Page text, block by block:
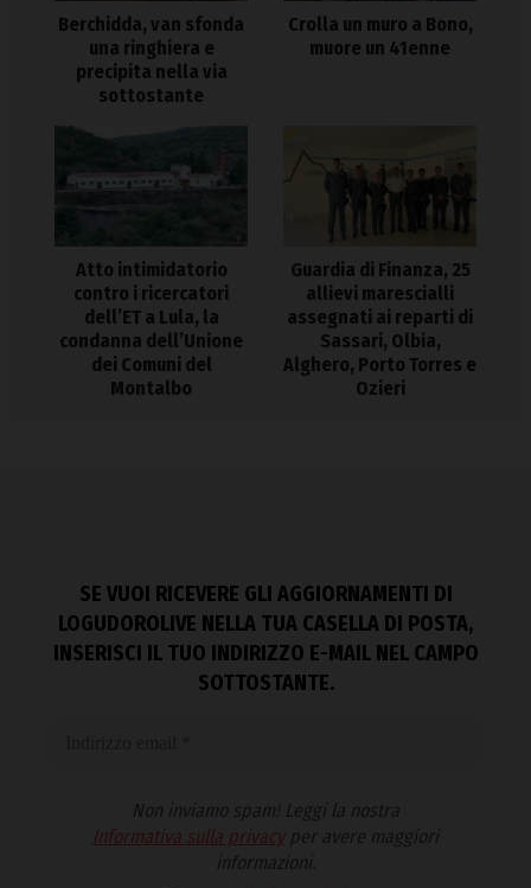
Berchidda, van sfonda
una ringhiera e
precipita nella via
sottostante
Crolla un muro a Bono,
muore un 41enne
Atto intimidatorio
contro i ricercatori
dell’ET a Lula, la
condanna dell’Unione
dei Comuni del
Montalbo
Guardia di Finanza, 25
allievi marescialli
assegnati ai reparti di
Sassari, Olbia,
Alghero, Porto Torres e
Ozieri
SE VUOI RICEVERE GLI AGGIORNAMENTI DI
LOGUDOROLIVE NELLA TUA CASELLA DI POSTA,
INSERISCI IL TUO INDIRIZZO E-MAIL NEL CAMPO
SOTTOSTANTE.
Non inviamo spam! Leggi la nostra
Informativa sulla privacyper avere maggiori
informazioni.